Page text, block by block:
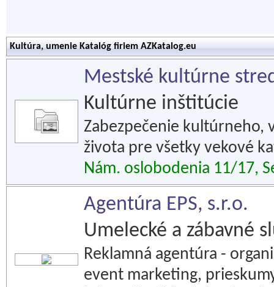
Kultúra, umenie Katalóg firiem AZKatalog.eu
Mestské kultúrne
Kultúrne inštitúcie
Zabezpečenie kultúrneho,
života pre všetky vekové
Nám. oslobodenia 11/17,
Agentúra EPS, s.r.o.
Umelecké a zábavné
Reklamná agentúra -
event marketing,